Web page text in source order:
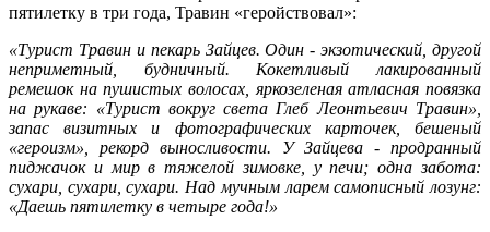
пятилетку в три года, Травин «геройствовал»:
«Турист Травин и пекарь Зайцев. Один - экзотический, другой
неприметный, будничный. Кокетливый лакированный
ремешок на пушистых волосах, яркозеленая атласная повязка
на рукаве: «Турист вокруг света Глеб Леонтьевич Травин»,
запас визитных и фотографических карточек, бешеный
«героизм», рекорд выносливости. У Зайцева - продранный
пиджачок и мир в тяжелой зимовке, у печи; одна забота:
сухари, сухари, сухари. Над мучным ларем самописный лозунг:
«Даешь пятилетку в четыре года!»